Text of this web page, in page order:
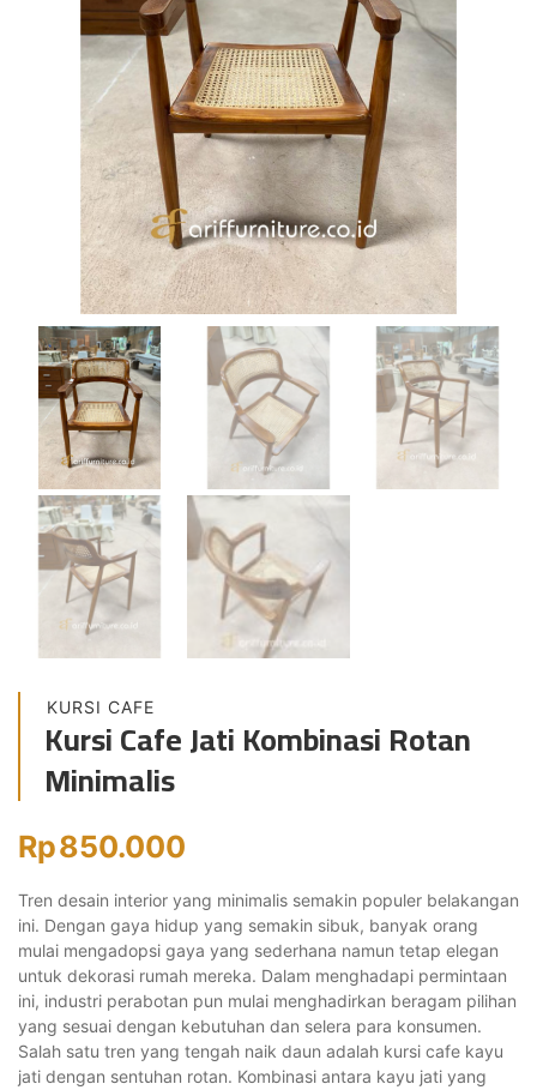
KURSI CAFE
Kursi Cafe Jati Kombinasi Rotan
Minimalis
Rp850.000
Tren desain interior yang minimalis semakin populer belakangan
ini. Dengan gaya hidup yang semakin sibuk, banyak orang
mulai mengadopsi gaya yang sederhana namun tetap elegan
untuk dekorasi rumah mereka. Dalam menghadapi permintaan
ini, industri perabotan pun mulai menghadirkan beragam pilihan
yang sesuai dengan kebutuhan dan selera para konsumen.
Salah satu tren yang tengah naik daun adalah kursi cafe kayu
jati dengan sentuhan rotan. Kombinasi antara kayu jati yang